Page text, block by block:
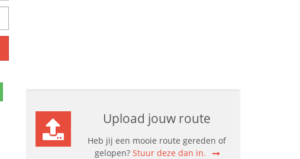
Upload jouw route
Heb jij een mooie route gereden of
gelopen? Stuur deze dan in.